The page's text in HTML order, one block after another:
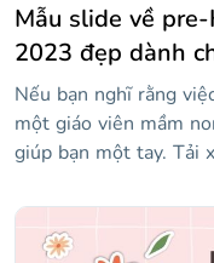
Mẫu slide về
2023 đẹp dành
Nếu bạn nghĩ rằng
một giáo viên mầm
giúp bạn một tay. Tải
bạn không bị căng
những việc bạn cần